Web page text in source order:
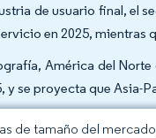
de usuario final, el
en 2025, mientras
América del
y se proyecta que Asia-
de tamaño del